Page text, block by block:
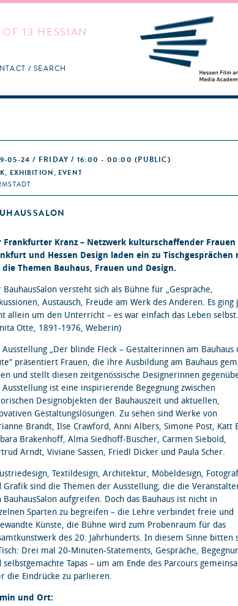
13 HESSIAN
SEARCH
05-24 / FRIDAY / 16:00 - 00:00(PUBLIC)
EXHIBITION, EVENT
Frankfurter Kranz – Netzwerk kulturschaffender Frauen
und Hessen Design laden ein zu Tischgesprächen
die Themen Bauhaus, Frauen und Design.
BauhausSalon versteht sich als Bühne für „Gespräche,
Austausch, Freude am Werk des Anderen. Es ging
allein um den Unterricht – es war einfach das Leben
Otte, 1891-1976, Weberin)
Ausstellung „Der blinde Fleck – Gestalterinnen am Bauhaus
präsentiert Frauen, die ihre Ausbildung am Bauhaus
und stellt diesen zeitgenössische Designerinnen
Ausstellung ist eine inspirierende Begegnung zwischen
Designobjekten der Bauhauszeit und aktuellen,
Gestaltungslösungen. Zu sehen sind Werke von
Brandt, Ilse Crawford, Anni Albers, Simone Post, Katt
Brakenhoff, Alma Siedhoff-Buscher, Carmen Siebold,
Arndt, Viviane Sassen, Friedl Dicker und Paula Scher.
Textildesign, Architektur, Möbeldesign,
Grafik sind die Themen der Ausstellung, die die
BauhausSalon aufgreifen. Doch das Bauhaus ist nicht in
Sparten zu begreifen – die Lehre verbindet freie und
Künste, die Bühne wird zum Probenraum für das
des 20. Jahrhunderts. In diesem Sinne bitten
Drei mal 20-Minuten-Statements, Gespräche,
selbstgemachte Tapas – um am Ende des Parcours
die Eindrücke zu parlieren.
und Ort: